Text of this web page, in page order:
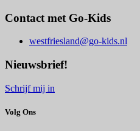
Contact met Go-Kids
westfriesland@go-kids.nl
Nieuwsbrief!
Schrijf mij in
Volg Ons